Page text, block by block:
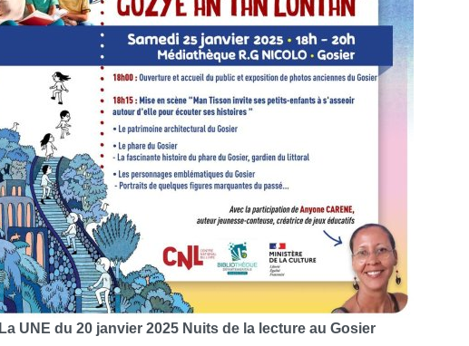
La UNE du 20 janvier 2025 Nuits de la lecture au Gosier